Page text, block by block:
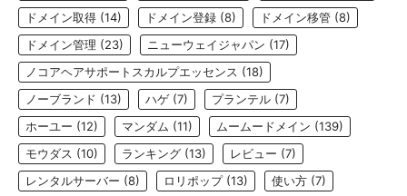
ドメイン取得 (14) ドメイン登録 (8) ドメイン移管 (8)
ドメイン管理 (23) ニューウェイジャパン (17)
ノコアヘアサポートスカルプエッセンス (18)
ノーブランド (13) ハゲ (7) プランテル (7)
ホーユー (12) マンダム (11) ムームードメイン (139)
モウダス (10) ランキング (13) レビュー (7)
レンタルサーバー (8) ロリポップ(13) 使い方 (7)